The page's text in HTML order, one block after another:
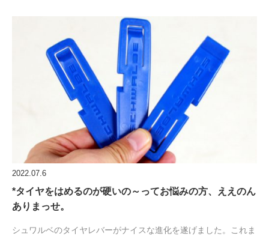
2022.07.6
*タイヤをはめるのが硬いの～ってお悩みの方、ええのん
ありまっせ。
シュワルベのタイヤレバーがナイスな進化を遂げました。これま